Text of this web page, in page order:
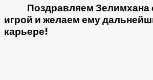
Поздравляем Зелимхана
игрой и желаем ему
карьере!